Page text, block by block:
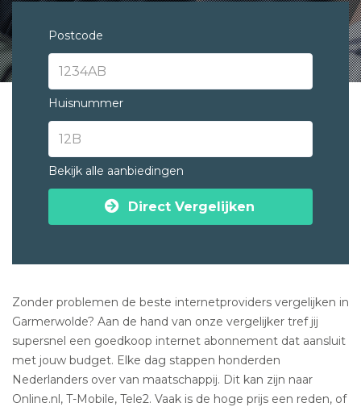
Postcode
Huisnummer
Bekijk alle aanbiedingen
Direct Vergelijken
Zonder problemen de beste internetproviders vergelijken in
Garmerwolde? Aan de hand van onze vergelijker tref jij
supersnel een goedkoop internet abonnement dat aansluit
met jouw budget. Elke dag stappen honderden
Nederlanders over van maatschappij. Dit kan zijn naar
Online.nl, T-Mobile, Tele2. Vaak is de hoge prijs een reden, of